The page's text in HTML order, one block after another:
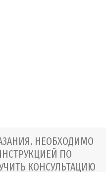
НЕОБХОДИМО
ПО
КОНСУЛЬТАЦИЮ